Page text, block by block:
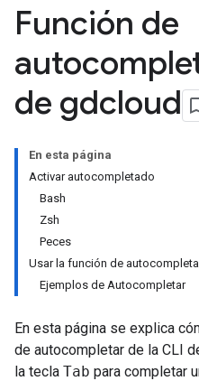
Función de
de gdcloud
En esta página
Activar autocompletado
Bash
Zsh
Peces
Usar la función de
Ejemplos de Autocompletar
En esta página se explica
de autocompletar de la CLI
la tecla Tab para completar